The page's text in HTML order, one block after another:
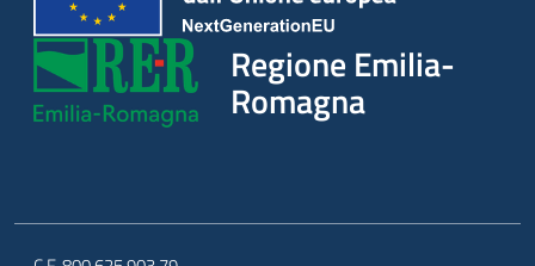
Regione Emilia-
Romagna